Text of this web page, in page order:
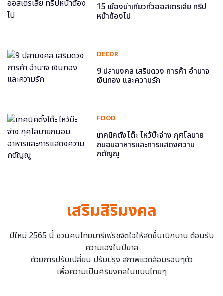
15 เมืองน่าเที่ยวทั่วออสเตรเลีย ทริป
หน้าต้องไป
DECOR
9 ปลามงคล เสริมดวง การค้า อำนาจ
เงินทอง และความรัก
FOOD
เทคนิคตั้งโต๊ะ ไหว้บ๊ะจ่าง กุศโลบาย
ถนอมอาหารและการแสดงความ
กตัญญู
เสริมสิริมงคล
ปีใหม่ 2565 นี้ ชวนคนไทยมารีเฟรชจิตใจให้สดชื่นเบิกบาน ต้อนรับ
ความเฮงในปีขาล
ด้วยการปรับเปลี่ยน ปรับปรุง สภาพแวดล้อมรอบๆตัว
เพื่อความเป็นศิริมงคลในแบบไทยๆ